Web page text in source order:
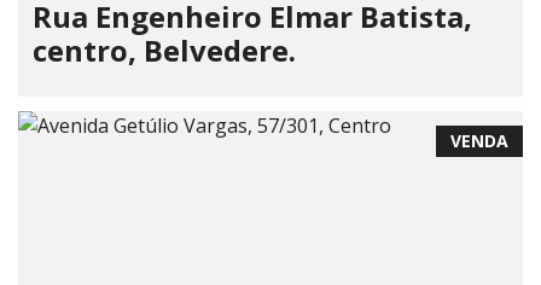
Rua Engenheiro Elmar Batista,
centro, Belvedere.
VENDA